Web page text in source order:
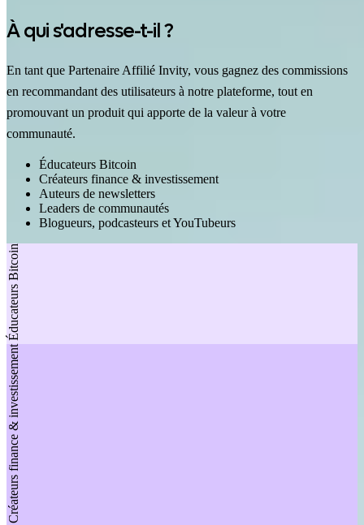
À qui s'adresse-t-il ?
En tant que Partenaire Affilié Invity, vous gagnez des commissions
en recommandant des utilisateurs à notre plateforme, tout en
promouvant un produit qui apporte de la valeur à votre
communauté.
Éducateurs Bitcoin
Créateurs finance & investissement
Auteurs de newsletters
Leaders de communautés
Blogueurs, podcasteurs et YouTubeurs
Éducateurs Bitcoin
Créateurs finance & investissement